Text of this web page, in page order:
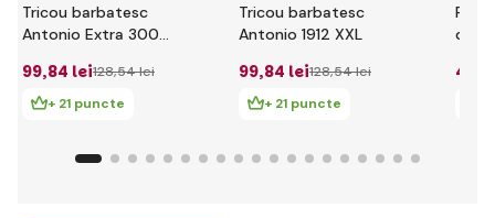
Tricou barbatesc
Antonio Extra 300
99,84 lei128,54 lei
+ 21 puncte
Tricou barbatesc
Antonio 1912 XXL
99,84 lei128,54 lei
+ 21 puncte
43